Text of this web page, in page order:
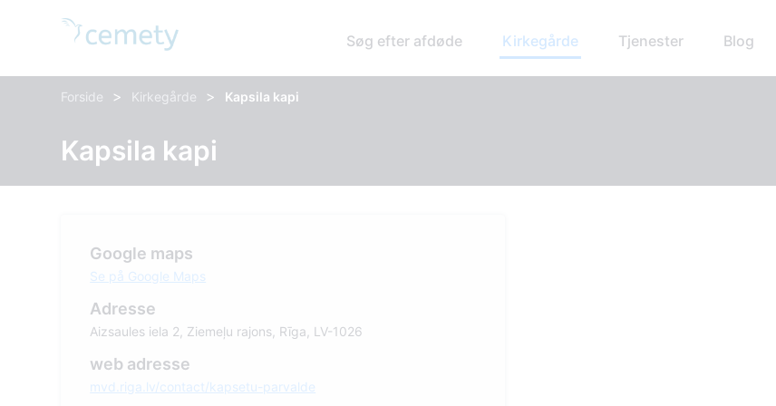
Søg efter afdøde Kirkegårde Tjenester Blog
Forside > Kirkegårde > Kapsila kapi
Kapsila kapi
Google maps
Se på Google Maps
Adresse
Aizsaules iela 2, Ziemeļu rajons, Rīga, LV-1026
web adresse
mvd.riga.lv/contact/kapsetu-parvalde